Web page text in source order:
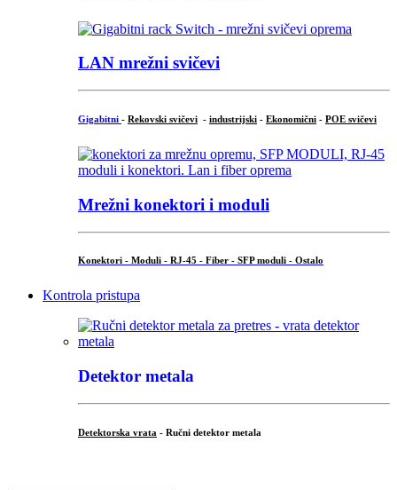
LAN mrežni svičevi
Gigabitni - Rekovski svičevi - industrijski - Ekonomični - POE svičevi
Mrežni konektori i moduli
Konektori - Moduli - RJ-45 - Fiber - SFP moduli - Ostalo
Kontrola pristupa
Detektor metala
Detektorska vrata - Ručni detektor metala